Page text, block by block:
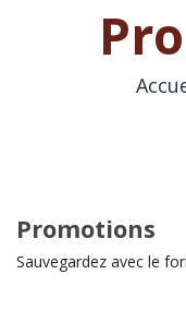
Promotions
Sauvegardez avec le